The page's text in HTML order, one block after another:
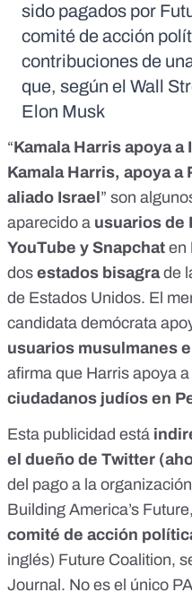
sido pagados por
comité de acción
contribuciones de
que, según el Wall
Elon Musk
“Kamala Harris apoya a
Kamala Harris, apoya
aliado Israel ” son
aparecido a usuarios de
YouTube y Snapchat en
dos estados bisagrade
de Estados Unidos. El
candidata demócrata
usuarios musulmanes
afirma que Harris apoya
ciudadanos judíos en
Esta publicidad está
el dueño de Twitter
del pago a la
Building America’s
comité de acción
inglés) Future Coalition,
Journal . No es el único